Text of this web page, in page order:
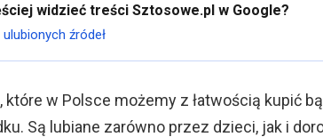
widzieć treści Sztosowe.pl w Google?
źródeł
które w Polsce możemy z łatwością kupić
Są lubiane zarówno przez dzieci, jak i